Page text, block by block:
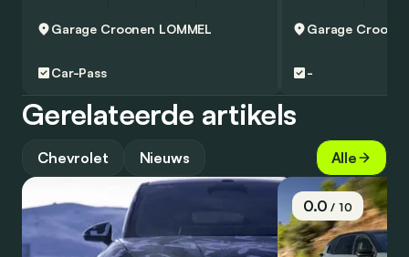
Garage Croonen LOMMEL
Car-Pass
Garage
-
Gerelateerde artikels
Chevrolet Nieuws Alle
0.0/ 10